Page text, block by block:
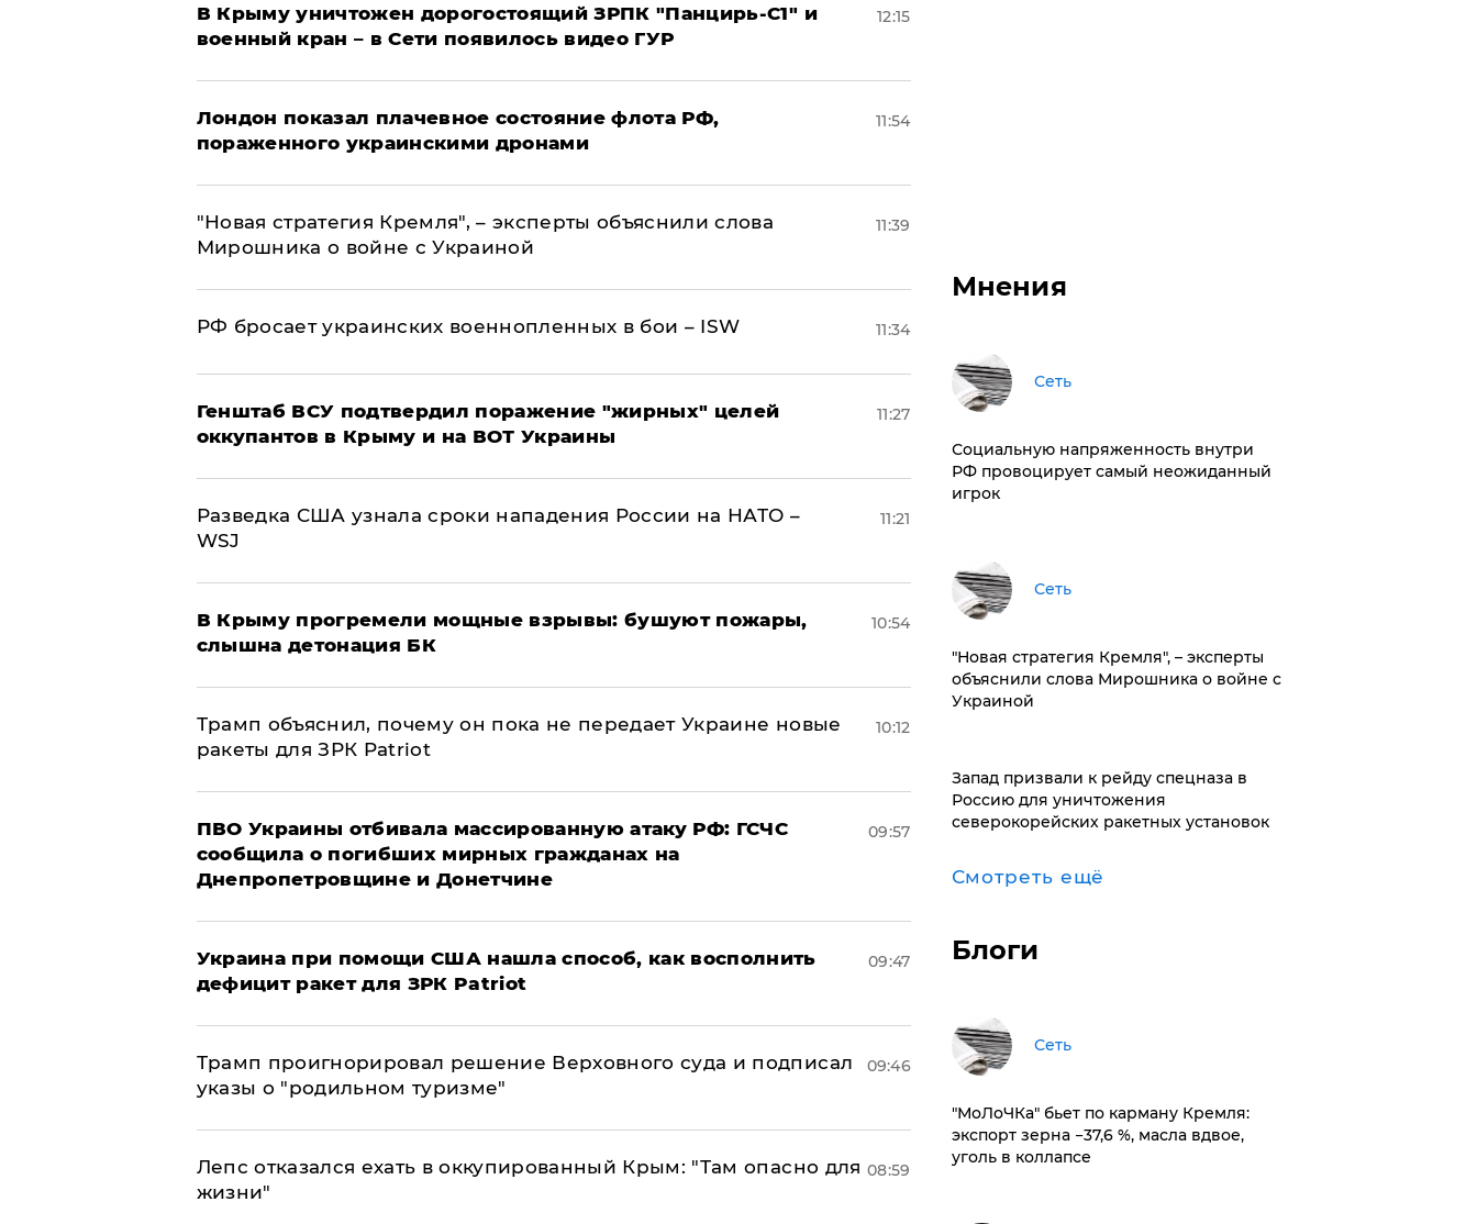
В Крыму уничтожен дорогостоящий ЗРПК "Панцирь-С1" и
военный кран – в Сети появилось видео ГУР
12:15
Лондон показал плачевное состояние флота РФ,
пораженного украинскими дронами
11:54
"Новая стратегия Кремля", – эксперты объяснили слова
Мирошника о войне с Украиной
11:39
РФ бросает украинских военнопленных в бои – ISW 11:34
Генштаб ВСУ подтвердил поражение "жирных" целей
оккупантов в Крыму и на ВОТ Украины
11:27
Разведка США узнала сроки нападения России на НАТО –
WSJ
11:21
В Крыму прогремели мощные взрывы: бушуют пожары,
слышна детонация БК
10:54
Трамп объяснил, почему он пока не передает Украине новые
ракеты для ЗРК Patriot
10:12
ПВО Украины отбивала массированную атаку РФ: ГСЧС
сообщила о погибших мирных гражданах на
Днепропетровщине и Донетчине
09:57
Украина при помощи США нашла способ, как восполнить
дефицит ракет для ЗРК Patriot
09:47
Трамп проигнорировал решение Верховного суда и подписал
указы о "родильном туризме"
09:46
Лепс отказался ехать в оккупированный Крым: "Там опасно для
жизни"
08:59
Мнения
Сеть
Социальную напряженность внутри
РФ провоцирует самый неожиданный
игрок
Сеть
"Новая стратегия Кремля", – эксперты
объяснили слова Мирошника о войне с
Украиной
Запад призвали к рейду спецназа в
Россию для уничтожения
северокорейских ракетных установок
Смотреть ещё
Блоги
Сеть
​"МоЛоЧКа" бьет по карману Кремля:
экспорт зерна −37,6 %, масла вдвое,
уголь в коллапсе